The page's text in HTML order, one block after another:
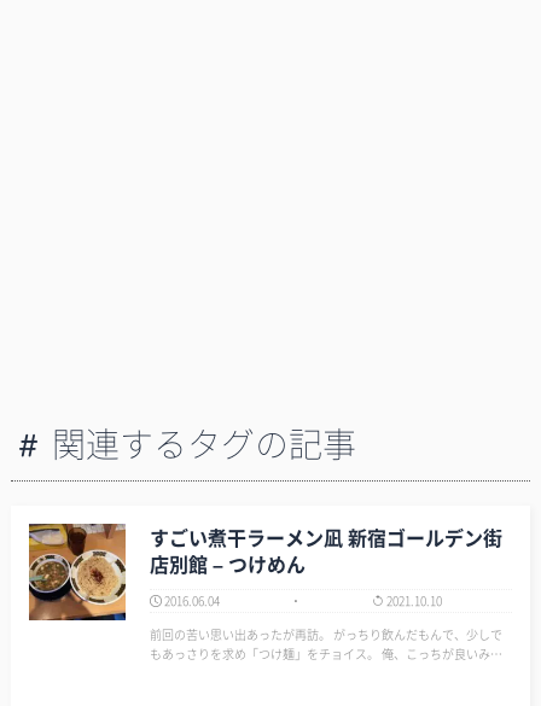
関連するタグの記事
すごい煮干ラーメン凪 新宿ゴールデン街
店別館 – つけめん
2016.06.04
2021.10.10
前回の苦い思い出あったが再訪。 がっちり飲んだもんで、少しで
もあっさりを求め「つけ麺」をチョイス。 俺、こっちが良いみた